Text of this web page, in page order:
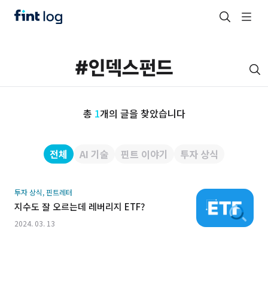
총 1개의 글을 찾았습니다
전체 AI 기술 핀트 이야기 투자 상식
투자 상식, 핀트레터
지수도 잘 오르는데 레버리지 ETF?
2024. 03. 13